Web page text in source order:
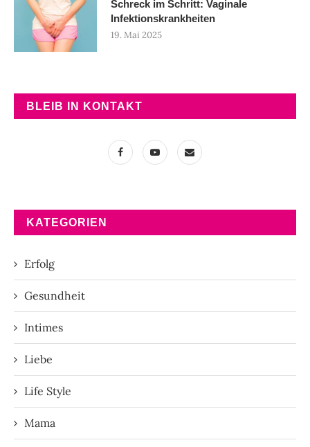
Schreck im Schritt: Vaginale
Infektionskrankheiten
19. Mai 2025
BLEIB IN KONTAKT
KATEGORIEN
Erfolg
Gesundheit
Intimes
Liebe
Life Style
Mama